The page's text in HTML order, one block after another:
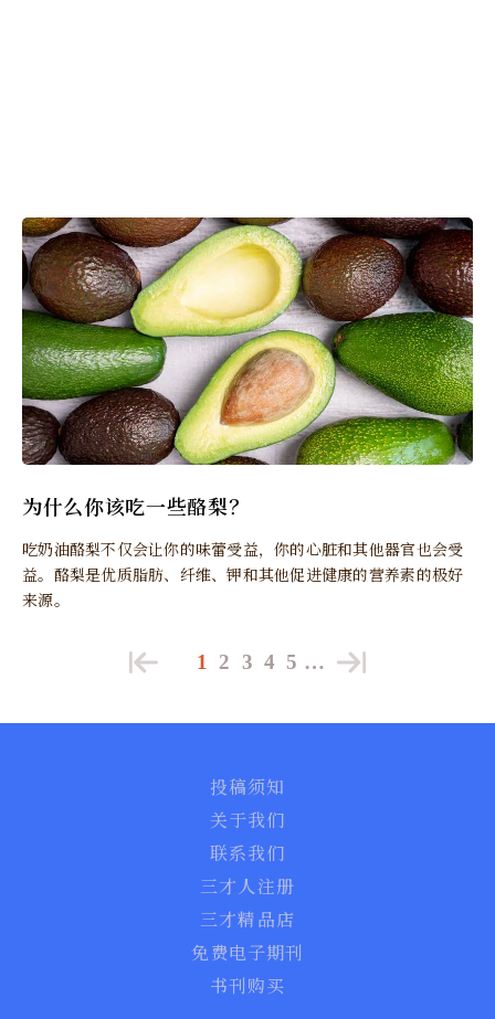
为什么你该吃一些酪梨？
吃奶油酪梨不仅会让你的味蕾受益，你的心脏和其他器官也会受
益。酪梨是优质脂肪、纤维、钾和其他促进健康的营养素的极好
来源。
1 2 3 4 5 …
投稿须知
关于我们
联系我们
三才人注册
三才精品店
免费电子期刊
书刊购买